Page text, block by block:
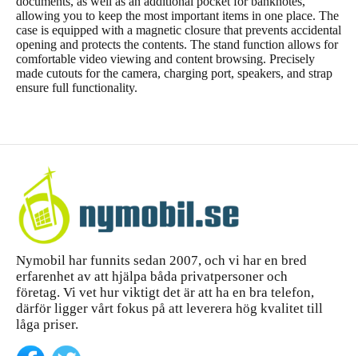
allowing you to keep the most important items in one place. The
case is equipped with a magnetic closure that prevents accidental
opening and protects the contents. The stand function allows for
comfortable video viewing and content browsing. Precisely
made cutouts for the camera, charging port, speakers, and strap
ensure full functionality.
Nymobil har funnits sedan 2007, och vi har en bred
erfarenhet av att hjälpa båda privatpersoner och
företag. Vi vet hur viktigt det är att ha en bra telefon,
därför ligger vårt fokus på att leverera hög kvalitet till
låga priser.